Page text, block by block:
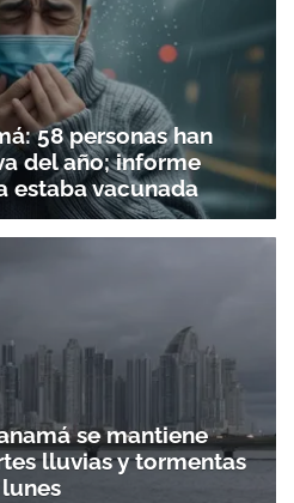
58 personas han
del año; informe
estaba vacunada
se mantiene
lluvias y tormentas